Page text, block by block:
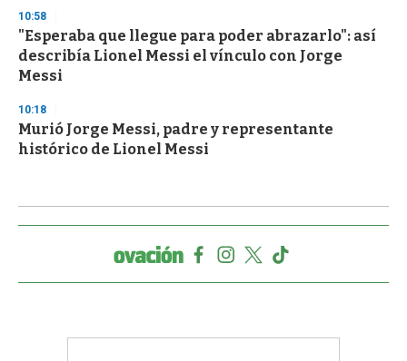
10:58
"Esperaba que llegue para poder abrazarlo": así
describía Lionel Messi el vínculo con Jorge
Messi
10:18
Murió Jorge Messi, padre y representante
histórico de Lionel Messi